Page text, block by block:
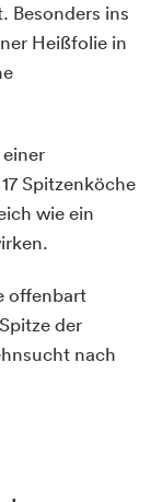
Besonders ins
Heißfolie in
Spitzenköche
wie ein
offenbart
der
nach